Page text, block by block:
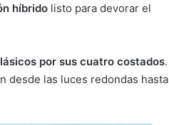
híbrido listo para devorar el
por sus cuatro costados.
desde las luces redondas hasta